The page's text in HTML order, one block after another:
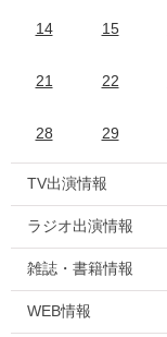
14 15
21 22
28 29
TV出演情報
ラジオ出演情報
雑誌・書籍情報
WEB情報